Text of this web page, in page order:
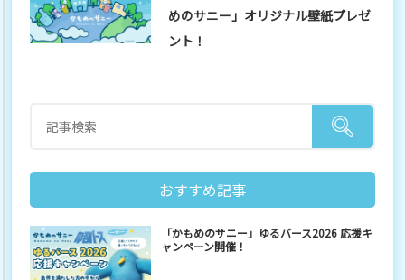
めのサニー」オリジナル壁紙プレゼ
ント！
おすすめ記事
「かもめのサニー」ゆるバース2026 応援キ
ャンペーン開催！